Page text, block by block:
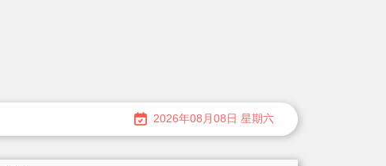
2026年08月08日 星期六